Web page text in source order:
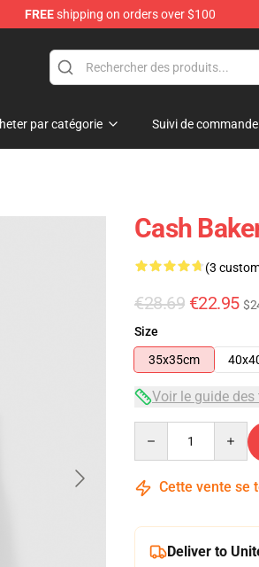
FREEshipping on orders over $100
par catégorie Suivi de commande
Cash
(3
€28.69 €22.95
Size
35x35cm
Voir le guide
Cette vente se
Deliver to